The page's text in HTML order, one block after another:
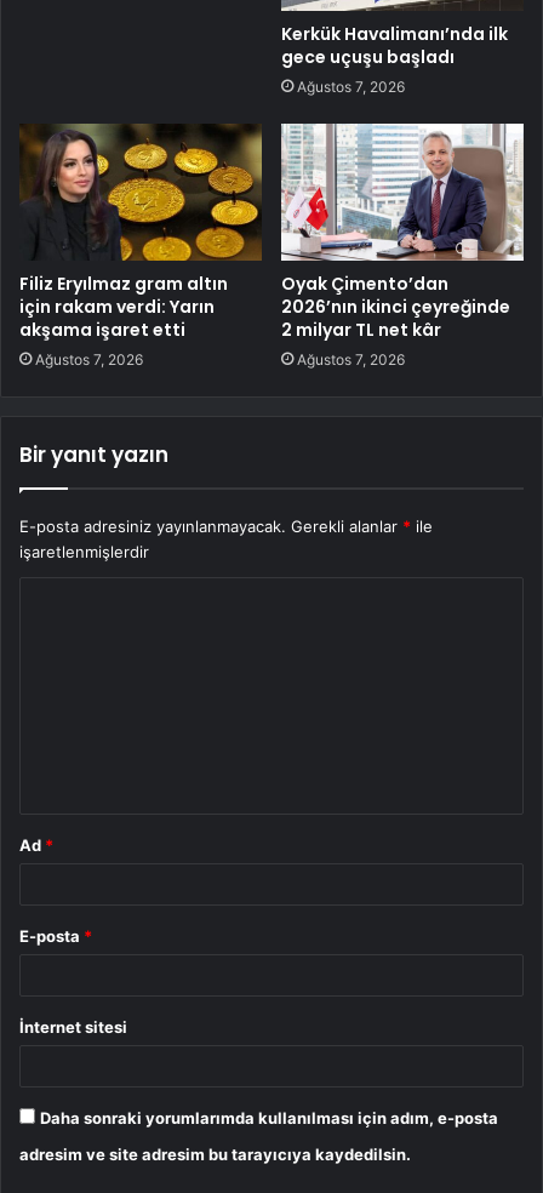
Kerkük Havalimanı’nda ilk
gece uçuşu başladı
Ağustos 7, 2026
Filiz Eryılmaz gram altın
için rakam verdi: Yarın
akşama işaret etti
Ağustos 7, 2026
Oyak Çimento’dan
2026’nın ikinci çeyreğinde
2 milyar TL net kâr
Ağustos 7, 2026
Bir yanıt yazın
E-posta adresiniz yayınlanmayacak. Gerekli alanlar * ile
işaretlenmişlerdir
Ad *
E-posta *
İnternet sitesi
Daha sonraki yorumlarımda kullanılması için adım, e-posta
adresim ve site adresim bu tarayıcıya kaydedilsin.